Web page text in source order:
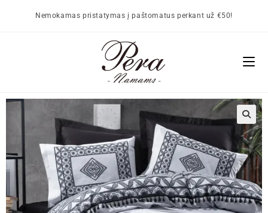
Nemokamas pristatymas į paštomatus perkant už €50!
🔍